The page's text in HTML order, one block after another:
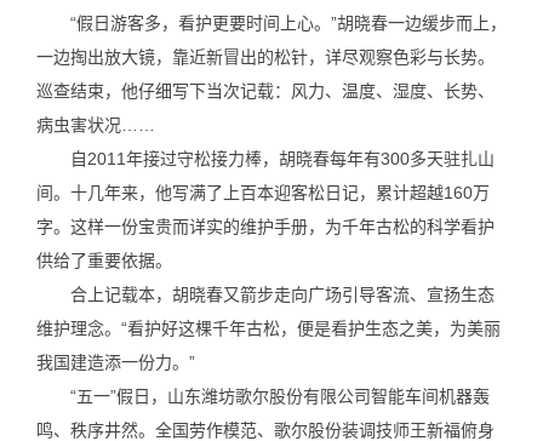
“假日游客多，看护更要时间上心。”胡晓春一边缓步而上，
一边掏出放大镜，靠近新冒出的松针，详尽观察色彩与长势。
巡查结束，他仔细写下当次记载：风力、温度、湿度、长势、
病虫害状况……
自2011年接过守松接力棒，胡晓春每年有300多天驻扎山
间。十几年来，他写满了上百本迎客松日记，累计超越160万
字。这样一份宝贵而详实的维护手册，为千年古松的科学看护
供给了重要依据。
合上记载本，胡晓春又箭步走向广场引导客流、宣扬生态
维护理念。“看护好这棵千年古松，便是看护生态之美，为美丽
我国建造添一份力。”
“五一”假日，山东潍坊歌尔股份有限公司智能车间机器轰
鸣、秩序井然。全国劳作模范、歌尔股份装调技师王新福俯身